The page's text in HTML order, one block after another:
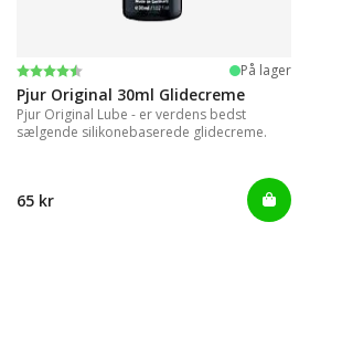
Vurdering:
4.2 ud af 5 stjerner På lager
Pjur Original 30ml Glidecreme
Pjur Original Lube - er verdens bedst
sælgende silikonebaserede glidecreme.
65 kr